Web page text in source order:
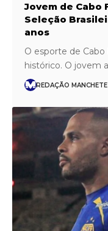
Jovem de Cabo
Seleção
anos
O esporte de
histórico. O jovem
REDAÇÃO MANCHETE